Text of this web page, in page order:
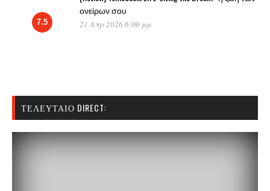
7.5
ονείρων σου
21 Απρ 2026 6:00 μμ
ΤΕΛΕΥΤΑΊΟ DIRECT: